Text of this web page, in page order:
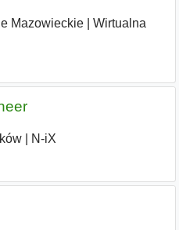
Mazowieckie
Wirtualna
| N-iX